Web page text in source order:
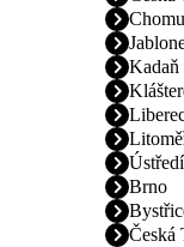
Kadaň
Brno
Česká